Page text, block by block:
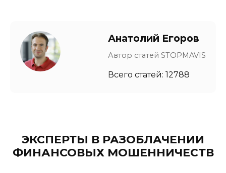
Анатолий Егоров
Автор статей STOPMAVIS
Всего статей: 12788
ЭКСПЕРТЫ В РАЗОБЛАЧЕНИИ
ФИНАНСОВЫХ МОШЕННИЧЕСТВ